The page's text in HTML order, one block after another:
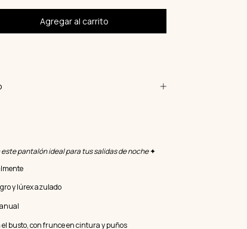
este pantalón ideal para tus salidas de noche✦
y lúrex azulado
el busto, con frunce en cintura y puños